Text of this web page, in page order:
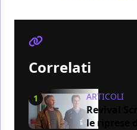
Correlati
1 ARTICOLI
Revival
le riprese